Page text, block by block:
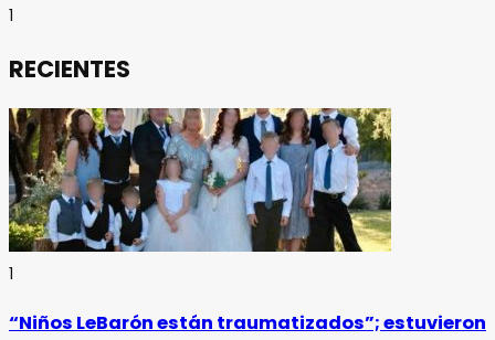
1
RECIENTES
1
“Niños LeBarón están traumatizados”; estuvieron